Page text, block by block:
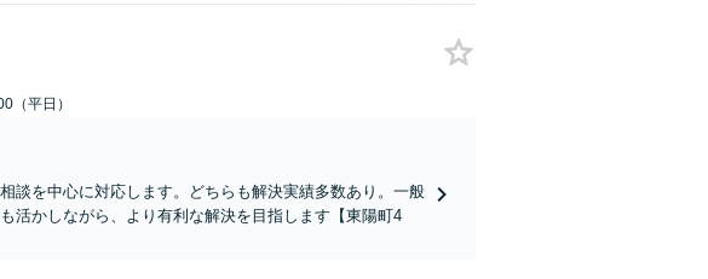
（平日）
談を中心に対応します。どちらも解決実績多数あり。一般
活かしながら、より有利な解決を目指します【東陽町4